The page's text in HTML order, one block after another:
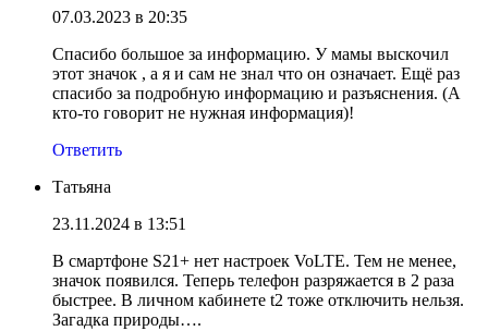
07.03.2023 в 20:35
Спасибо большое за информацию. У мамы выскочил
этот значок , а я и сам не знал что он означает. Ещё раз
спасибо за подробную информацию и разъяснения. (А
кто-то говорит не нужная информация)!
Ответить
Татьяна
23.11.2024 в 13:51
В смартфоне S21+ нет настроек VoLTE. Тем не менее,
значок появился. Теперь телефон разряжается в 2 раза
быстрее. В личном кабинете t2 тоже отключить нельзя.
Загадка природы….